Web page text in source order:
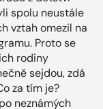
spolu neustále
vztah omezil na
Proto se
rodiny
sejdou, zdá
za tím je?
neznámých